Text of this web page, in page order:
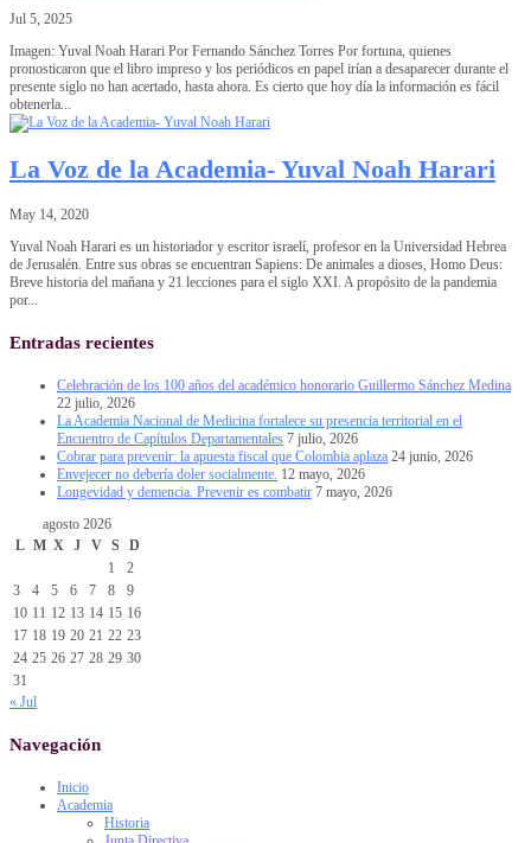
Jul 5, 2025
Imagen: Yuval Noah Harari Por Fernando Sánchez Torres Por fortuna, quienes
pronosticaron que el libro impreso y los periódicos en papel irían a desaparecer durante el
presente siglo no han acertado, hasta ahora. Es cierto que hoy día la información es fácil
obtenerla...
La Voz de la Academia- Yuval Noah Harari
May 14, 2020
Yuval Noah Harari es un historiador y escritor israelí, profesor en la Universidad Hebrea
de Jerusalén. Entre sus obras se encuentran Sapiens: De animales a dioses, Homo Deus:
Breve historia del mañana y 21 lecciones para el siglo XXI. A propósito de la pandemia
por...
Entradas recientes
Celebración de los 100 años del académico honorario Guillermo Sánchez Medina
22 julio, 2026
La Academia Nacional de Medicina fortalece su presencia territorial en el
Encuentro de Capítulos Departamentales 7 julio, 2026
Cobrar para prevenir: la apuesta fiscal que Colombia aplaza 24 junio, 2026
Envejecer no debería doler socialmente. 12 mayo, 2026
Longevidad y demencia. Prevenir es combatir 7 mayo, 2026
agosto 2026
L M X J V S
D
1
2
3
4 5 6 7 8
9
10 11 12 13 14 15 16
17 18 19 20 21 22 23
24 25 26 27 28 29 30
31
« Jul
Navegación
Inicio
Academia
Historia